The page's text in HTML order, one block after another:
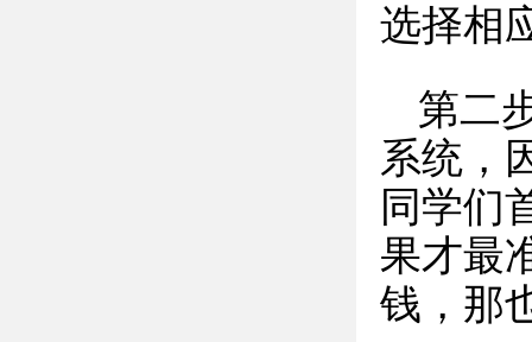
选择相
第二
系统，
同学们
果才最
钱，那